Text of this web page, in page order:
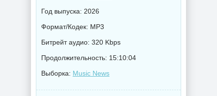
Год выпуска: 2026
Формат/Кодек: MP3
Битрейт аудио: 320 Kbps
Продолжительность: 15:10:04
Выборка: Music News